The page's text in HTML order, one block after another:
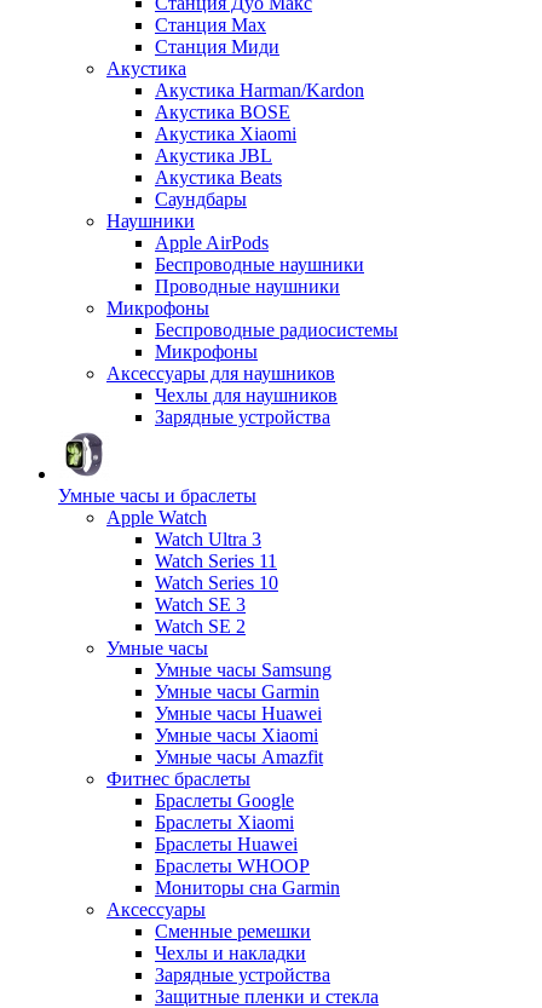
Станция Max
Станция Миди
Акустика
Акустика Harman/Kardon
Акустика BOSE
Акустика Xiaomi
Акустика JBL
Акустика Beats
Саундбары
Наушники
Apple AirPods
Беспроводные наушники
Проводные наушники
Микрофоны
Беспроводные радиосистемы
Микрофоны
Аксессуары для наушников
Чехлы для наушников
Зарядные устройства
Умные часы и браслеты
Apple Watch
Watch Ultra 3
Watch Series 11
Watch Series 10
Watch SE 3
Watch SE 2
Умные часы
Умные часы Samsung
Умные часы Garmin
Умные часы Huawei
Умные часы Xiaomi
Умные часы Amazfit
Фитнес браслеты
Браслеты Google
Браслеты Xiaomi
Браслеты Huawei
Браслеты WHOOP
Мониторы сна Garmin
Аксессуары
Сменные ремешки
Чехлы и накладки
Зарядные устройства
Защитные пленки и стекла